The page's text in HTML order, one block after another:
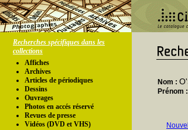
Recherches spécifiques dans les
collections
Affiches
Archives
Articles de périodiques
Dessins
Ouvrages
Photos en accés réservé
Revues de presse
Vidéos (DVD et VHS)
Nom :
Prénom :